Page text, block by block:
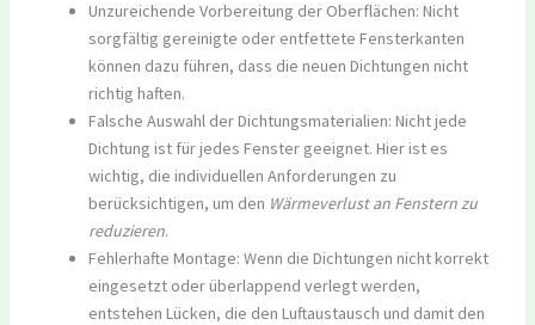
Unzureichende Vorbereitung der Oberflächen: Nicht
sorgfältig gereinigte oder entfettete Fensterkanten
können dazu führen, dass die neuen Dichtungen nicht
richtig haften.
Falsche Auswahl der Dichtungsmaterialien: Nicht jede
Dichtung ist für jedes Fenster geeignet. Hier ist es
wichtig, die individuellen Anforderungen zu
berücksichtigen, um den Wärmeverlust an Fenstern zu
reduzieren.
Fehlerhafte Montage: Wenn die Dichtungen nicht korrekt
eingesetzt oder überlappend verlegt werden,
entstehen Lücken, die den Luftaustausch und damit den